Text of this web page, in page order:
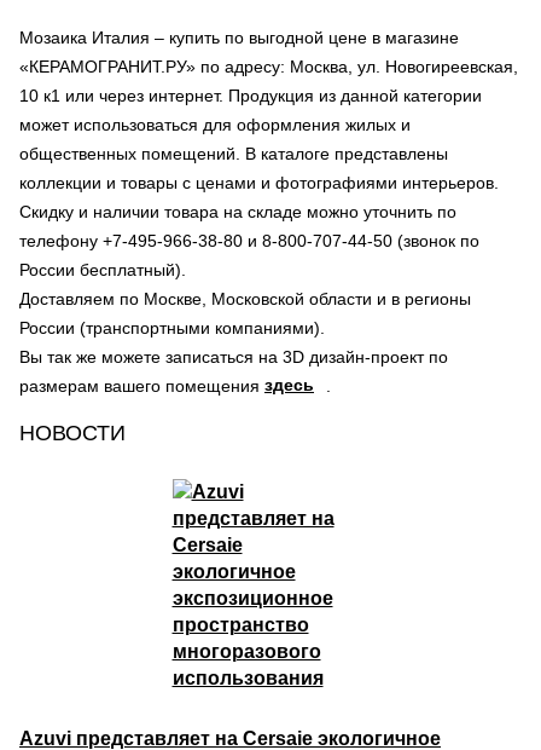
Мозаика Италия – купить по выгодной цене в магазине
«КЕРАМОГРАНИТ.РУ» по адресу: Москва, ул. Новогиреевская,
10 к1 или через интернет. Продукция из данной категории
может использоваться для оформления жилых и
общественных помещений. В каталоге представлены
коллекции и товары с ценами и фотографиями интерьеров.
Скидку и наличии товара на складе можно уточнить по
телефону +7-495-966-38-80 и 8-800-707-44-50 (звонок по
России бесплатный).
Доставляем по Москве, Московской области и в регионы
России (транспортными компаниями).
Вы так же можете записаться на 3D дизайн-проект по
размерам вашего помещения здесь
НОВОСТИ
Azuvi представляет на Cersaie экологичное